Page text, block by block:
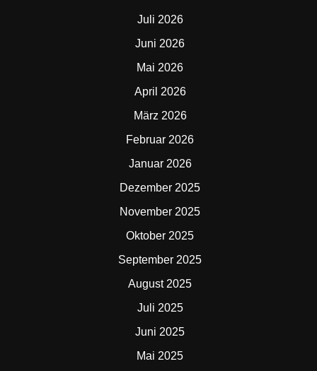
Juli 2026
Juni 2026
Mai 2026
April 2026
März 2026
Februar 2026
Januar 2026
Dezember 2025
November 2025
Oktober 2025
September 2025
August 2025
Juli 2025
Juni 2025
Mai 2025